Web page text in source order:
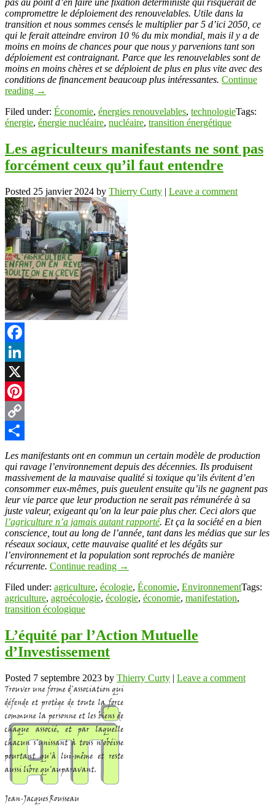
pas au point d’en faire une fixation déterministe qui risquerait de
compromettre le déploiement des renouvelables. Utile dans la
transition et nous sommes censés le multiplier par 5 d’ici 2050, ce
qui le ferait atteindre environ 10 % du mix mondial, mais il y a de
moins en moins de chances pour que nous y parvenions tant son
déploiement est contraignant. Parce que les renouvelables sont de
moins en moins chères et se déploient de plus en plus vite avec des
conditions de financement beaucoup plus intéressantes. Continue
reading →
Filed under: Économie, énergies renouvelables, technologieTags:
énergie, énergie nucléaire, nucléaire, transition énergétique
Les agriculteurs manifestants ne sont pas
forcément ceux qu’il faut entendre
Posted 25 janvier 2024 by Thierry Curty | Leave a comment
Facebook
LinkedIn
X
Pinterest
Copy
Link
Partager
Les manifestants ont en commun un certain modèle de production
qui ravage l’environnement depuis des décennies. Ils produisent
massivement de la mauvaise qualité si toxique qu’ils évitent d’en
consommer eux-mêmes, puis gueulent ensuite qu’ils ne gagnent pas
leur vie parce que leur production ne serait pas rémunérée à sa
juste valeur, exigeant qu’on la leur paie plus cher. Ceci alors que
l’agriculture n’a jamais autant rapporté. Et ça la société en a bien
conscience, tout au long de l’année, tant dans les médias que sur les
réseaux sociaux, cette mauvaise qualité et les dégâts sur
l’environnement et la population sont reprochés de manière
récurrente. Continue reading →
Filed under: agriculture, écologie, Économie, EnvironnementTags:
agriculture, agroécologie, écologie, économie, manifestation,
transition écologique
L’équité par l’Action Mutuelle
d’Investissement
Posted 7 septembre 2023 by Thierry Curty | Leave a comment